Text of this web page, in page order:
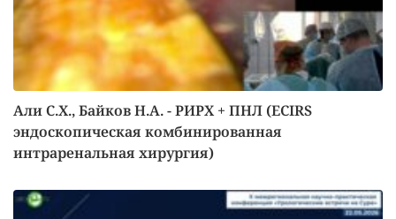
Али С.Х., Байков Н.А. - РИРХ + ПНЛ (ECIRS
эндоскопическая комбинированная
интраренальная хирургия)